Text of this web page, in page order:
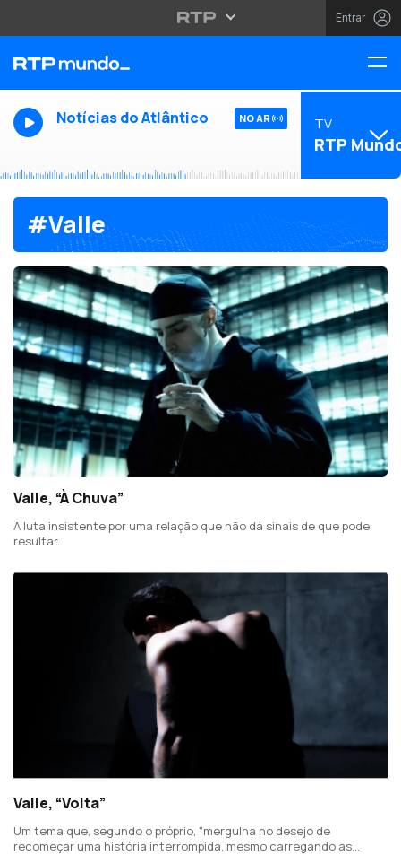
Entrar
Notícias do Atlântico NO AR TV
RTP
#Valle
Valle, “À Chuva”
A luta insistente por uma relação que não dá sinais de que pode
resultar.
Valle, “Volta”
Um tema que, segundo o próprio, "mergulha no desejo de
recomeçar uma história interrompida, mesmo carregando as